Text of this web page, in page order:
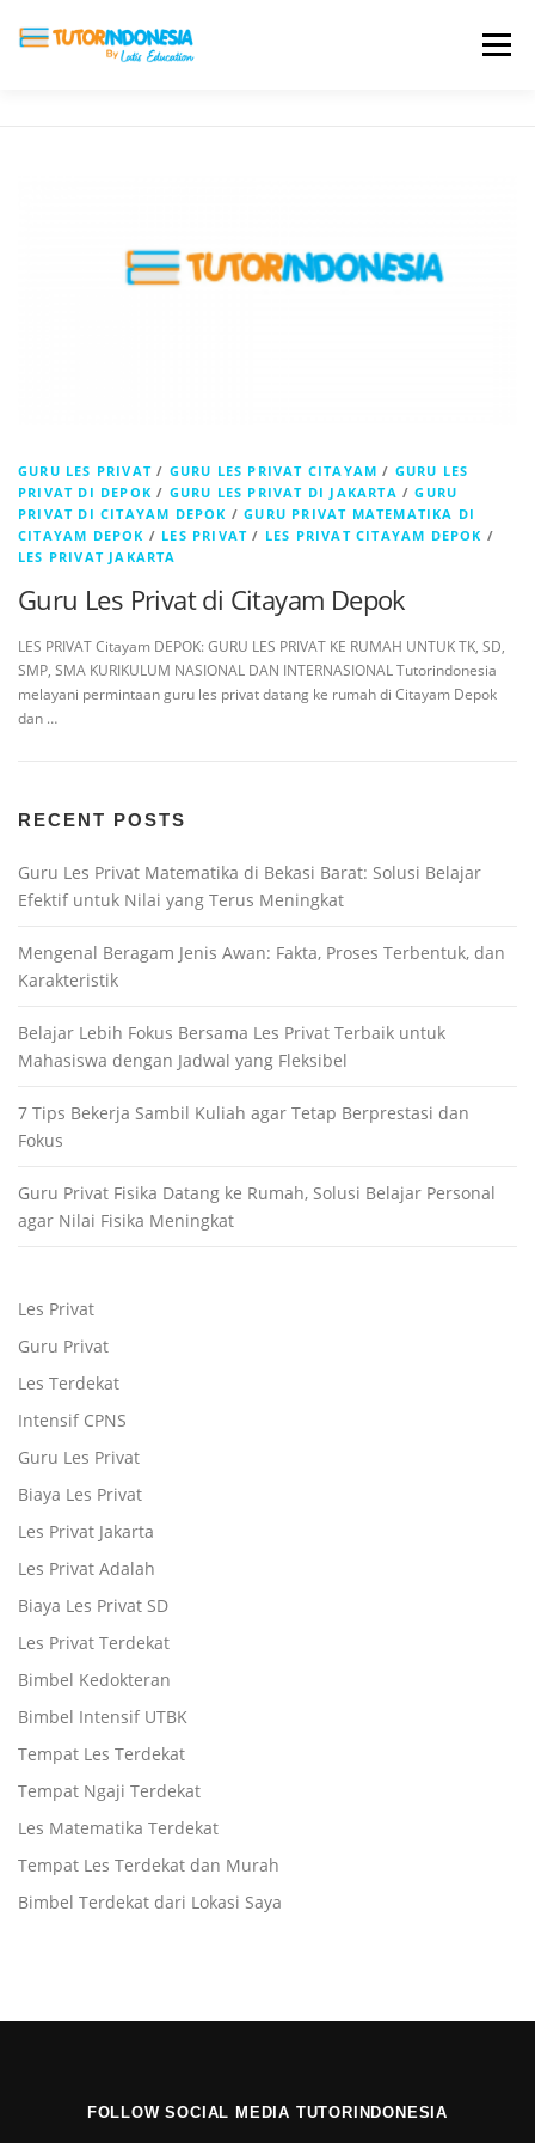
Menu
GURU LES PRIVAT / GURU LES PRIVAT CITAYAM / GURU LES
PRIVAT DI DEPOK / GURU LES PRIVAT DI JAKARTA /GURU
PRIVAT DI CITAYAM DEPOK /GURU PRIVAT MATEMATIKA DI
CITAYAM DEPOK / LES PRIVAT / LES PRIVAT CITAYAM DEPOK /
LES PRIVAT JAKARTA
Guru Les Privat di Citayam Depok
LES PRIVAT Citayam DEPOK: GURU LES PRIVAT KE RUMAH UNTUK TK, SD,
SMP, SMA KURIKULUM NASIONAL DAN INTERNASIONAL Tutorindonesia
melayani permintaan guru les privat datang ke rumah di Citayam Depok
dan …
RECENT POSTS
Guru Les Privat Matematika di Bekasi Barat: Solusi Belajar
Efektif untuk Nilai yang Terus Meningkat
Mengenal Beragam Jenis Awan: Fakta, Proses Terbentuk, dan
Karakteristik
Belajar Lebih Fokus Bersama Les Privat Terbaik untuk
Mahasiswa dengan Jadwal yang Fleksibel
7 Tips Bekerja Sambil Kuliah agar Tetap Berprestasi dan
Fokus
Guru Privat Fisika Datang ke Rumah, Solusi Belajar Personal
agar Nilai Fisika Meningkat
Les Privat
Guru Privat
Les Terdekat
Intensif CPNS
Guru Les Privat
Biaya Les Privat
Les Privat Jakarta
Les Privat Adalah
Biaya Les Privat SD
Les Privat Terdekat
Bimbel Kedokteran
Bimbel Intensif UTBK
Tempat Les Terdekat
Tempat Ngaji Terdekat
Les Matematika Terdekat
Tempat Les Terdekat dan Murah
Bimbel Terdekat dari Lokasi Saya
FOLLOW SOCIAL MEDIA TUTORINDONESIA